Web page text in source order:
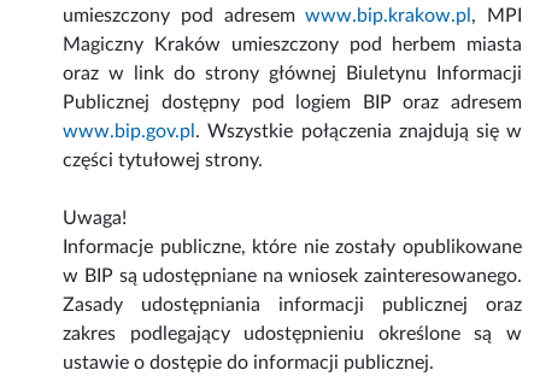
umieszczony pod adresemwww.bip.krakow.pl , MPI
Magiczny Kraków umieszczony pod herbem miasta
oraz w link do strony głównej Biuletynu Informacji
Publicznej dostępny pod logiem BIP oraz adresem
www.bip.gov.pl . Wszystkie połączenia znajdują się w
części tytułowej strony.
Uwaga!
Informacje publiczne, które nie zostały opublikowane
w BIP są udostępniane na wniosek zainteresowanego.
Zasady udostępniania informacji publicznej oraz
zakres podlegający udostępnieniu określone są w
ustawie o dostępie do informacji publicznej.